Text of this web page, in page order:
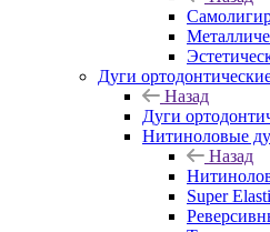
Дуги
Назад
Дуги
Нитиноловые
Назад
Super